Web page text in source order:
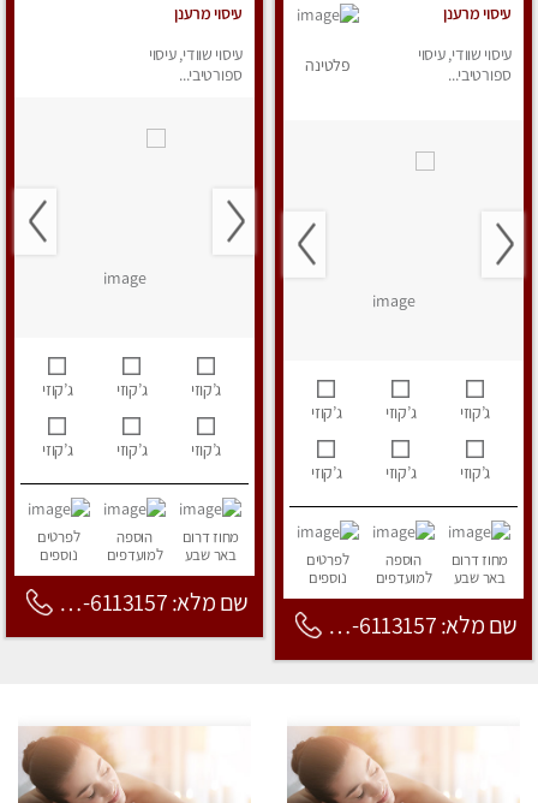
עיסוי מרענן
עיסוי שוודי, עיסוי
ספורטיבי...
פלטינה
ג’קוזי ג’קוזי ג’קוזי
ג’קוזי ג’קוזי ג’קוזי
מחוז דרום
באר שבע
הוספה
למועדפים
לפרטים
נוספים
שם מלא: 053-6113157
עיסוי מרענן
עיסוי שוודי, עיסוי
ספורטיבי...
ג’קוזי ג’קוזי ג’קוזי
ג’קוזי ג’קוזי ג’קוזי
מחוז דרום
באר שבע
הוספה
למועדפים
לפרטים
נוספים
שם מלא: 053-6113157